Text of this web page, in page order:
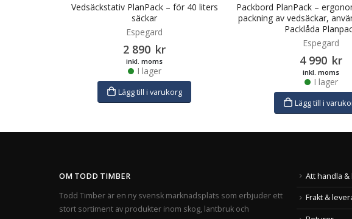
Vedsäckstativ PlanPack – för 40 liters
säckar
Espegard
2 890 kr
inkl. moms
I lager
Lägg till i varukorg
Packbord PlanPack –
packning av vedsäckar,
Packlåda
Espegard
4 990 kr
inkl. moms
I lager
Lägg till i
OM TODD TIMBER
Todd Timber är en ny svensk marknadsplats som erbjuder ett
stort sortiment av produkter inom skog, lantbruk och
Att handla &
Frakt &